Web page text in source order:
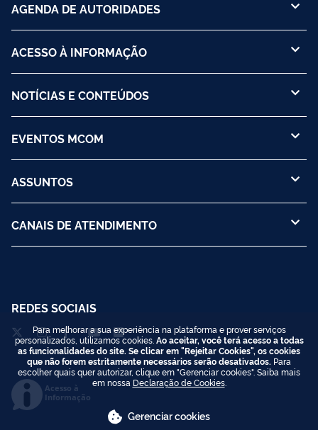
AGENDA DE AUTORIDADES
ACESSO À INFORMAÇÃO
NOTÍCIAS E CONTEÚDOS
EVENTOS MCOM
ASSUNTOS
CANAIS DE ATENDIMENTO
REDES SOCIAIS
Acesso à
Informação
Para melhorar a sua experiência na plataforma e prover serviços
personalizados, utilizamos cookies. Ao aceitar, você terá acesso a todas
as funcionalidades do site. Se clicar em "Rejeitar Cookies", os cookies
que não forem estritamente necessários serão desativados. Para
escolher quais quer autorizar, clique em "Gerenciar cookies". Saiba mais
em nossa Declaração de Cookies.
Gerenciar cookies